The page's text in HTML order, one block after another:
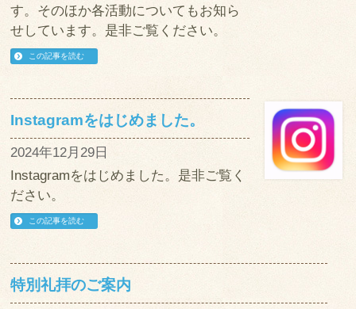
す。そのほか各活動についてもお知ら
せしています。是非ご覧ください。
この記事を読む
Instagramをはじめました。
2024年12月29日
Instagramをはじめました。是非ご覧く
ださい。
この記事を読む
特別礼拝のご案内